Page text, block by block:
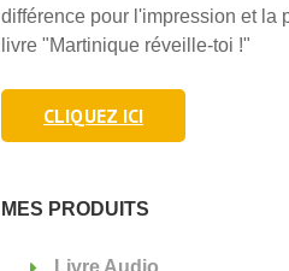
différence pour l'impression et la
livre "Martinique réveille-toi !"
CLIQUEZ ICI
MES PRODUITS
Livre Audio